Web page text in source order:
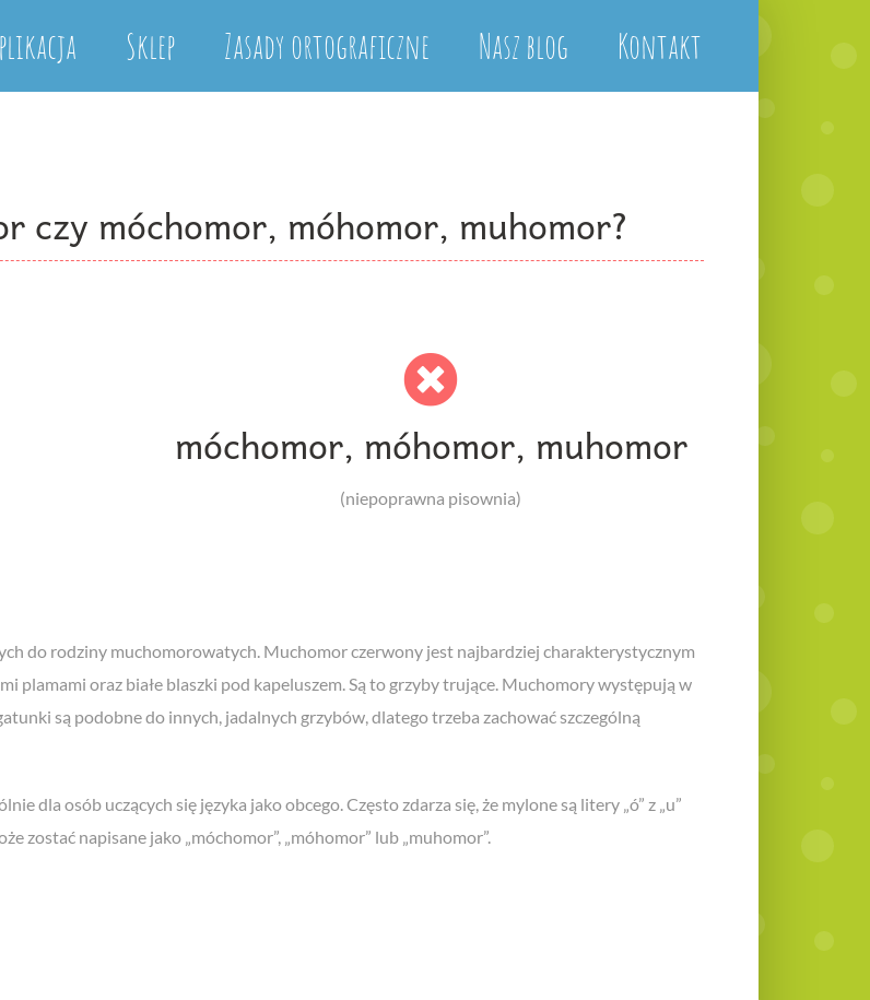
Sklep Zasady ortograficzne Nasz blog Kontakt
czy móchomor, móhomor, muhomor?
móchomor, móhomor, muhomor
(niepoprawna pisownia)
do rodziny muchomorowatych. Muchomor czerwony jest najbardziej charakterystycznym
plamami oraz białe blaszki pod kapeluszem. Są to grzyby trujące. Muchomory występują w
są podobne do innych, jadalnych grzybów, dlatego trzeba zachować szczególną
dla osób uczących się języka jako obcego. Często zdarza się, że mylone są litery „ó” z „u”
zostać napisane jako „móchomor”, „móhomor” lub „muhomor”.